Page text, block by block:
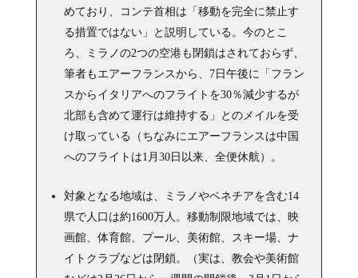
めており、コンテ首相は「移動を完全に禁止す
る措置ではない」と説明している。今のとこ
ろ、ミラノの2つの空港も閉鎖はされておらず、
筆者もエアーフランスから、7日午後に「フラン
スからイタリアへのフライトを30％減少するが
北部も含めて運行は維持する」とのメイルを受
け取っている（ちなみにエアーフランスは中国
へのフライトは1月30日以来、全便休航）。
対象となる地域は、ミラノやベネチアを含む14
県で人口は約1600万人。移動制限地域では、映
画館、体育館、プール、美術館、スキー場、ナ
イトクラブなどは閉鎖。（実は、教会や美術館